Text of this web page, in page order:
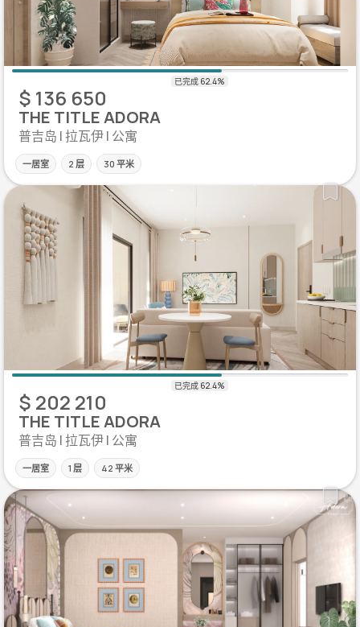
$ 136 650
THE TITLE ADORA
普吉岛 | 拉瓦伊 | 公寓
一居室 2 层 30 平米
$ 202 210
THE TITLE ADORA
普吉岛 | 拉瓦伊 | 公寓
一居室 1 层 42 平米